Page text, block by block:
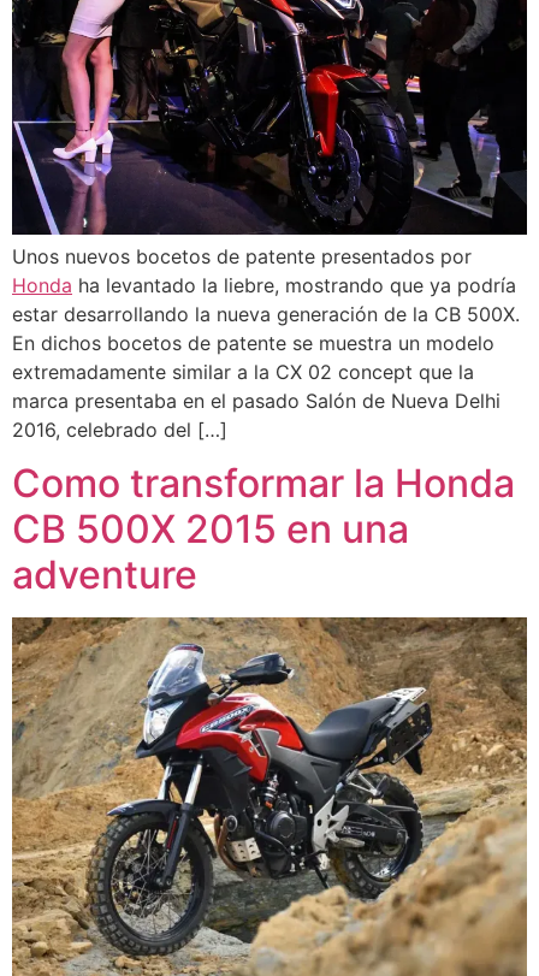
Unos nuevos bocetos de patente presentados por
Honda ha levantado la liebre, mostrando que ya podría
estar desarrollando la nueva generación de la CB 500X.
En dichos bocetos de patente se muestra un modelo
extremadamente similar a la CX 02 concept que la
marca presentaba en el pasado Salón de Nueva Delhi
2016, celebrado del […]
Como transformar la Honda
CB 500X 2015 en una
adventure